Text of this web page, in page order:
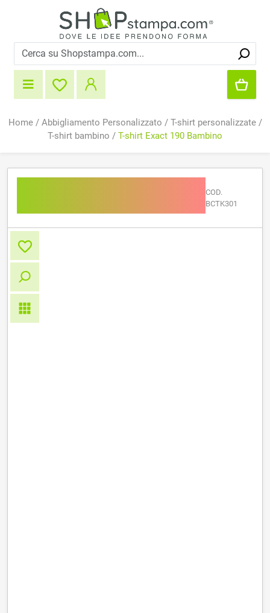
Home/ Abbigliamento Personalizzato / T-shirt personalizzate/
T-shirt bambino / T-shirt Exact 190 Bambino
COD.
BCTK301